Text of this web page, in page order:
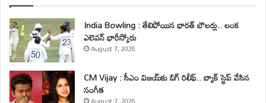
India Bowling : తేలిపోయిన భారత్ బౌలర్లు.. లంక
ఎలెవన్ భారీస్కోరు
August 7, 2026
CM Vijay : సీఎం విజయ్‌కు బిగ్ రిలీఫ్.. బ్యాక్ స్టెప్ వేసిన
సంగీత